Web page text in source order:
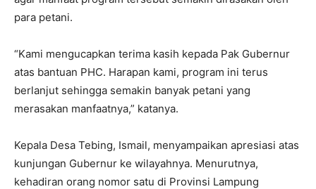
para petani.
“Kami mengucapkan terima kasih kepada Pak Gubernur
atas bantuan PHC. Harapan kami, program ini terus
berlanjut sehingga semakin banyak petani yang
merasakan manfaatnya,” katanya.
Kepala Desa Tebing, Ismail, menyampaikan apresiasi atas
kunjungan Gubernur ke wilayahnya. Menurutnya,
kehadiran orang nomor satu di Provinsi Lampung